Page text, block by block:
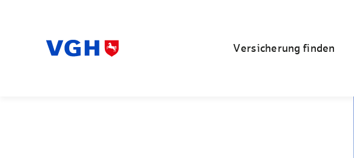
Versicherung finden